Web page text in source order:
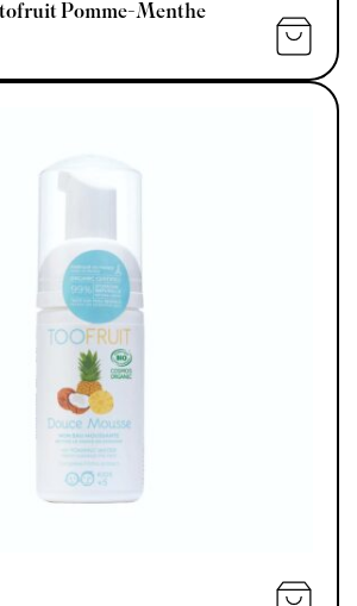
Pomme-Menthe